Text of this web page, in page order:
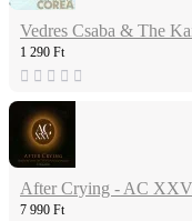
Vedres Csaba & The
1 290 Ft
After Crying - AC
7 990 Ft